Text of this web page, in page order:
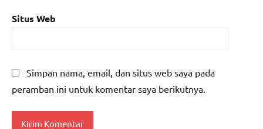
Situs Web
Simpan nama, email, dan situs web saya pada
peramban ini untuk komentar saya berikutnya.